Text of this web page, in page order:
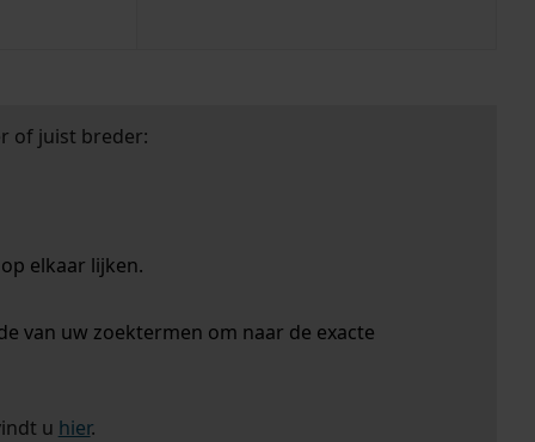
of juist breder:
elkaar lijken.
van uw zoektermen om naar de exacte
u hier.